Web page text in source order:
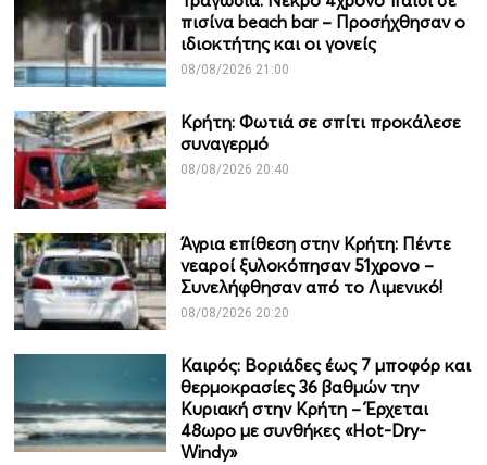
πισίνα beach bar – Προσήχθησαν ο
ιδιοκτήτης και οι γονείς
08/08/2026 21:00
Κρήτη: Φωτιά σε σπίτι προκάλεσε
συναγερμό
08/08/2026 20:40
Άγρια επίθεση στην Κρήτη: Πέντε
νεαροί ξυλοκόπησαν 51χρονο –
Συνελήφθησαν από το Λιμενικό!
08/08/2026 20:20
Καιρός: Βοριάδες έως 7 μποφόρ και
θερμοκρασίες 36 βαθμών την
Κυριακή στην Κρήτη – Έρχεται
48ωρο με συνθήκες «Hot-Dry-
Windy»